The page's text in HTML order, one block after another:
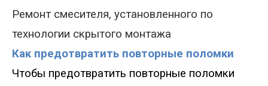
Ремонт смесителя, установленного по
технологии скрытого монтажа
Как предотвратить повторные поломки
Чтобы предотвратить повторные поломки